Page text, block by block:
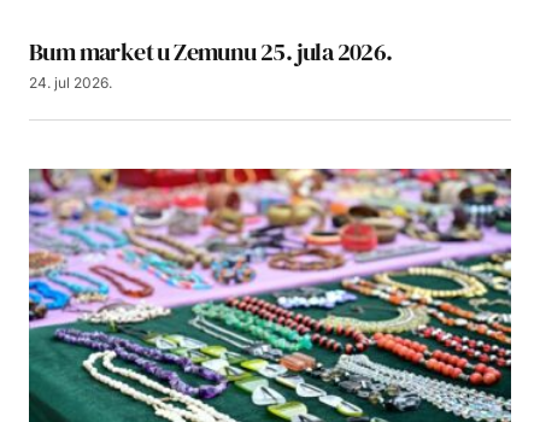
Bum market u Zemunu 25. jula 2026.
24. jul 2026.